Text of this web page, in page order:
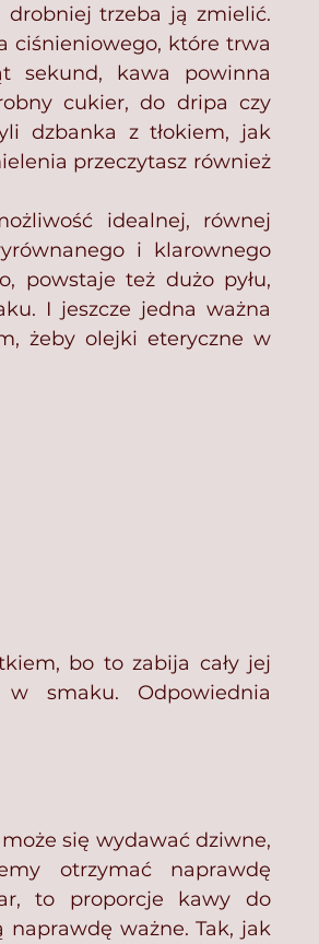
drobniej trzeba ją zmielić.
ciśnieniowego, które trwa
sekund, kawa powinna
cukier, do dripa czy
dzbanka z tłokiem, jak
idealnej, równej
i klarownego
powstaje też dużo pyłu,
I jeszcze jedna ważna
żeby olejki eteryczne w
bo to zabija cały jej
smaku. Odpowiednia
się wydawać dziwne,
otrzymać naprawdę
to proporcje kawy do
naprawdę ważne. Tak, jak